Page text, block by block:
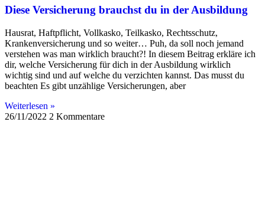
Diese Versicherung brauchst du in der Ausbildung
Hausrat, Haftpflicht, Vollkasko, Teilkasko, Rechtsschutz,
Krankenversicherung und so weiter… Puh, da soll noch jemand
verstehen was man wirklich braucht?! In diesem Beitrag erkläre ich
dir, welche Versicherung für dich in der Ausbildung wirklich
wichtig sind und auf welche du verzichten kannst. Das musst du
beachten Es gibt unzählige Versicherungen, aber
Weiterlesen »
26/11/2022 2 Kommentare